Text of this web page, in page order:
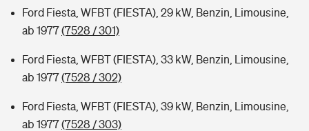
Ford Fiesta, WFBT (FIESTA), 29 kW, Benzin, Limousine,
ab 1977(7528 / 301)
Ford Fiesta, WFBT (FIESTA), 33 kW, Benzin, Limousine,
ab 1977(7528 / 302)
Ford Fiesta, WFBT (FIESTA), 39 kW, Benzin, Limousine,
ab 1977(7528 / 303)